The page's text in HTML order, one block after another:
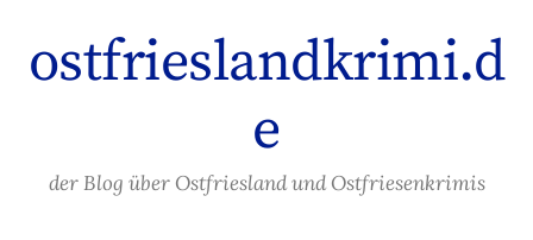
Inhalt
überspringen
ostfrieslandkrimi.d
e
der Blog über Ostfriesland und Ostfriesenkrimis